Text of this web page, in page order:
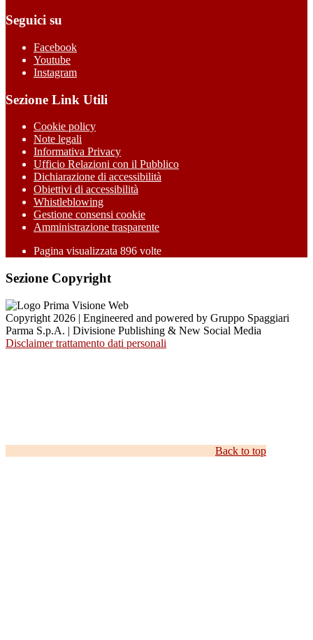
Seguici su
Facebook
Youtube
Instagram
Sezione Link Utili
Cookie policy
Note legali
Informativa Privacy
Ufficio Relazioni con il Pubblico
Dichiarazione di accessibilità
Obiettivi di accessibilità
Whistleblowing
Gestione consensi cookie
Amministrazione trasparente
Pagina visualizzata 896 volte
Sezione Copyright
Copyright 2026 | Engineered and powered by Gruppo Spaggiari
Parma S.p.A. | Divisione Publishing & New Social Media
Disclaimer trattamento dati personali
Back to top